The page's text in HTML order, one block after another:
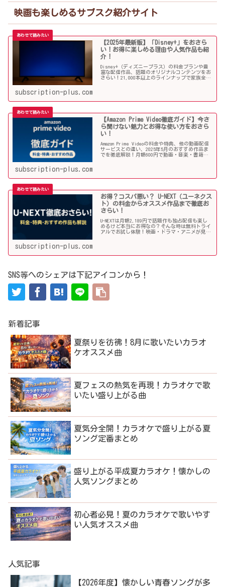
映画も楽しめるサブスク紹介サイト
【2025年最新版】「Disney+」をおさら
い！お得に楽しめる理由や人気作品も紹
介！
Disney+（ディズニープラス）の料金プランや豊
富な配信作品、話題のオリジナルコンテンツをお
さらい！21,000本以上のラインナップで家族全員
subscription-plus.com
【Amazon Prime Video徹底ガイド】今さ
ら聞けない魅力とお得な使い方をおさら
い！
Amazon Prime Videoの料金や特典、他の動画配信
サービスとの違い、2025年5月のおすすめ作品ま
でを徹底解説！月額600円で動画・音楽・書籍ま
subscription-plus.com
お得？コスパ悪い？ U-NEXT（ユーネクス
ト）の料金からオススメ作品まで徹底お
さらい！
U-NEXTは月額2,189円で話題作も独占配信も楽し
めるけど本当にお得なの？そんな時は無料トライ
アルでお試し体験！映画・ドラマ・アニメが見放
subscription-plus.com
SNS等へのシェアは下記アイコンから！
新着記事
夏祭りを彷彿！8月に歌いたいカラオ
ケオススメ曲
夏フェスの熱気を再現！カラオケで歌
いたい盛り上がる曲
夏気分全開！カラオケで盛り上がる夏
ソング定番まとめ
盛り上がる平成夏カラオケ！懐かしの
人気ソングまとめ
初心者必見！夏のカラオケで歌いやす
い人気オススメ曲
人気記事
【2026年度】懐かしい青春ソングが多